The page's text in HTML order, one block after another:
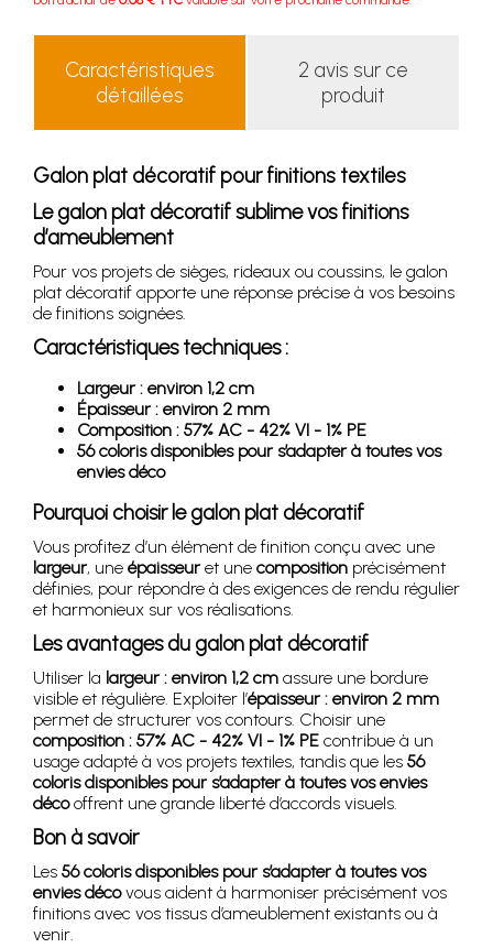
Caractéristiques
détaillées
2 avis sur ce
produit
Galon plat décoratif pour finitions textiles
Le galon plat décoratif sublime vos finitions
d’ameublement
Pour vos projets de sièges, rideaux ou coussins, le galon
plat décoratif apporte une réponse précise à vos besoins
de finitions soignées.
Caractéristiques techniques :
Largeur : environ 1,2 cm
Épaisseur : environ 2 mm
Composition : 57% AC - 42% VI - 1% PE
56 coloris disponibles pour s’adapter à toutes vos
envies déco
Pourquoi choisir le galon plat décoratif
Vous profitez d’un élément de finition conçu avec une
largeur, une épaisseuret une composition précisément
définies, pour répondre à des exigences de rendu régulier
et harmonieux sur vos réalisations.
Les avantages du galon plat décoratif
Utiliser la largeur : environ 1,2 cm assure une bordure
visible et régulière. Exploiter l’épaisseur : environ 2 mm
permet de structurer vos contours. Choisir une
composition : 57% AC - 42% VI - 1% PE contribue à un
usage adapté à vos projets textiles, tandis que les 56
coloris disponibles pour s’adapter à toutes vos envies
décooffrent une grande liberté d’accords visuels.
Bon à savoir
Les 56 coloris disponibles pour s’adapter à toutes vos
envies décovous aident à harmoniser précisément vos
finitions avec vos tissus d’ameublement existants ou à
venir.